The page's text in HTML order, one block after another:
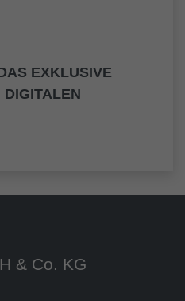
EXKLUSIVE
DIGITALEN